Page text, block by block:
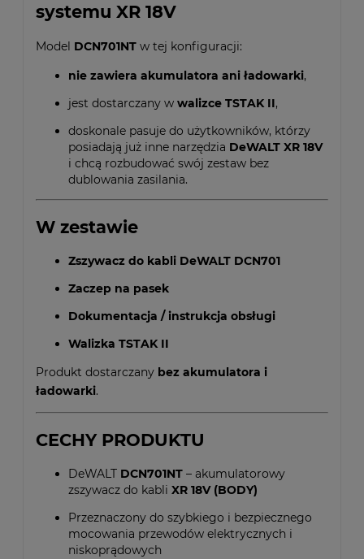
systemu XR 18V
Model DCN701NT w tej konfiguracji:
nie zawiera akumulatora ani ładowarki,
jest dostarczany w walizce TSTAK II,
doskonale pasuje do użytkowników, którzy
posiadają już inne narzędzia DeWALT XR 18V
i chcą rozbudować swój zestaw bez
dublowania zasilania.
W zestawie
Zszywacz do kabli DeWALT DCN701
Zaczep na pasek
Dokumentacja / instrukcja obsługi
Walizka TSTAK II
Produkt dostarczany bez akumulatora i
ładowarki.
CECHY PRODUKTU
DeWALT DCN701NT – akumulatorowy
zszywacz do kabli XR 18V (BODY)
Przeznaczony do szybkiego i bezpiecznego
mocowania przewodów elektrycznych i
niskoprądowych